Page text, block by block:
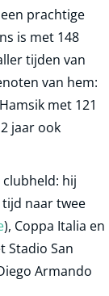
prachtige
is met 148
tijden van
van hem:
met 121
jaar ook
hij
naar twee
), Coppa Italia en
Stadio San
Armando